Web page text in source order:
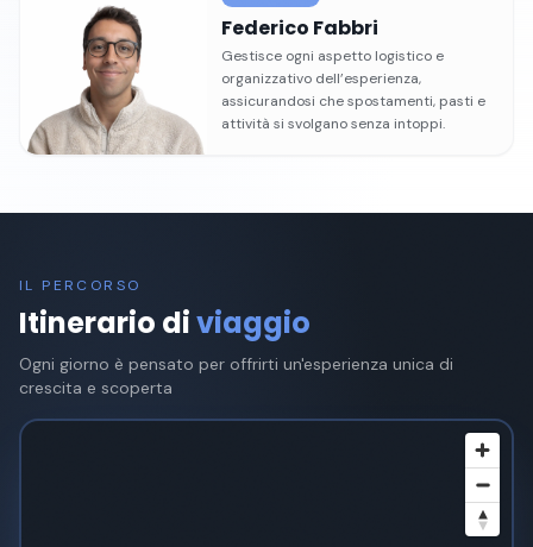
Federico Fabbri
Gestisce ogni aspetto logistico e
organizzativo dell’esperienza,
assicurandosi che spostamenti, pasti e
attività si svolgano senza intoppi.
IL PERCORSO
Itinerario diviaggio
Ogni giorno è pensato per offrirti un'esperienza unica di
crescita e scoperta